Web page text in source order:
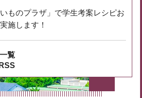
いものプラザ」で学生考案レシピお
施します！
覧